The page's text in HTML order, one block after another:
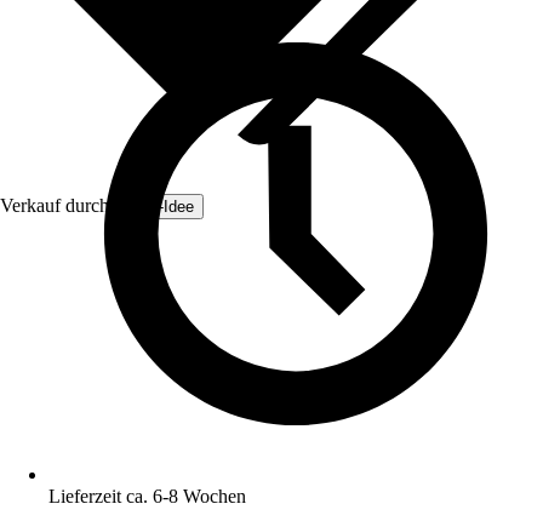
Verkauf durch: Zaun-Idee
Lieferzeit ca. 6-8 Wochen